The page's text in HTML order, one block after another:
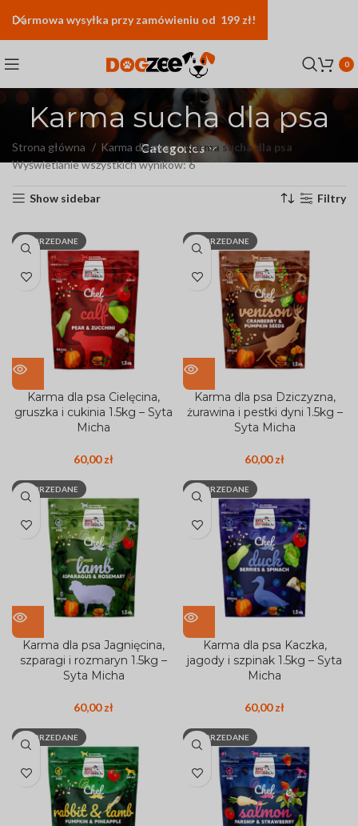
0
Karma sucha dla psa
Categories
Strona główna Karma dla psa
Karma sucha dla psa
Wyświetlanie wszystkich wyników: 6
Show sidebar Filtry
WYPRZEDANE
Karma dla psa Cielęcina,
gruszka i cukinia 1.5kg – Syta
Micha
60,00zł
WYPRZEDANE
Karma dla psa Dziczyzna,
żurawina i pestki dyni 1.5kg –
Syta Micha
60,00zł
WYPRZEDANE
Karma dla psa Jagnięcina,
szparagi i rozmaryn 1.5kg –
Syta Micha
60,00zł
WYPRZEDANE
Karma dla psa Kaczka,
jagody i szpinak 1.5kg – Syta
Micha
60,00zł
WYPRZEDANE WYPRZEDANE
Darmowa wysyłka przy zamówieniu od 199 zł!